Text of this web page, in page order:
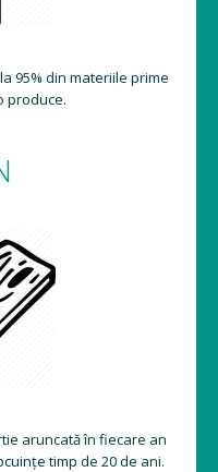
95% din materiile prime
produce.
aruncată în fiecare an
timp de 20 de ani.